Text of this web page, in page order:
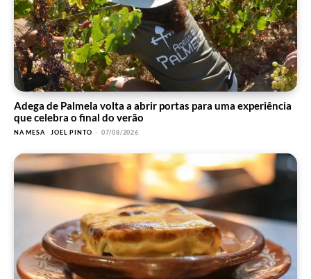
Adega de Palmela volta a abrir portas para uma experiência
que celebra o final do verão
NA MESA JOEL PINTO - 07/08/2026